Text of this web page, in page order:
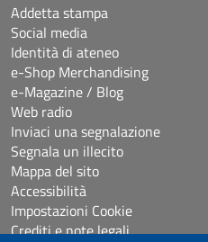
Addetta stampa
Social media
Identità di ateneo
e-Shop Merchandising
e-Magazine / Blog
Web radio
Inviaci una segnalazione
Segnala un illecito
Mappa del sito
Accessibilità
Impostazioni Cookie
Crediti e note legali